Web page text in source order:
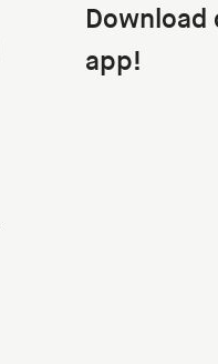
Download
app!